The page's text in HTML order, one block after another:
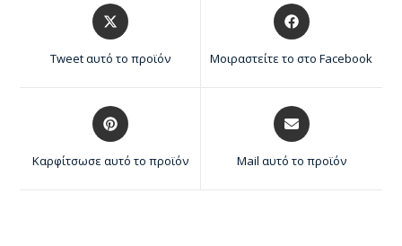
Tweet αυτό το προϊόν Μοιραστείτε το στο Facebook
Καρφίτσωσε αυτό το προϊόν Mail αυτό το προϊόν